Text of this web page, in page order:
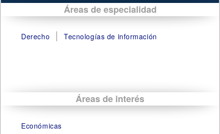
Áreas de especialidad
Derecho Tecnologías de información
Áreas de interés
Económicas